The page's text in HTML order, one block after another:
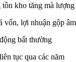
kho tăng mà
vốn, lợi nhuận gộp âm
bất thường
tục qua các năm